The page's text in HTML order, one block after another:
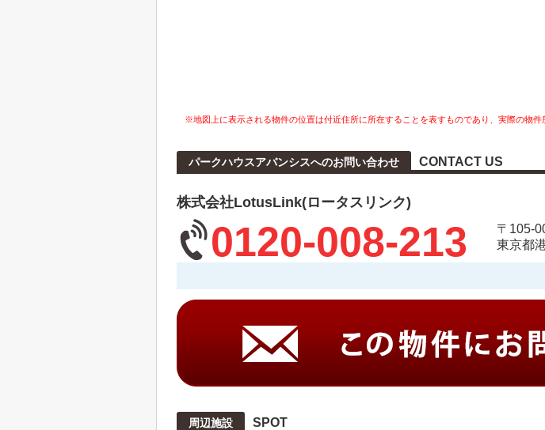
※地図上に表示される物件の位置は付近住所に所在することを表すものであり、実際の物件
パークハウスアバンシスへのお問い合わせ CONTACT US
株式会社LotusLink(ロータスリンク)
0120-008-213
〒105-
東京都
周辺施設 SPOT